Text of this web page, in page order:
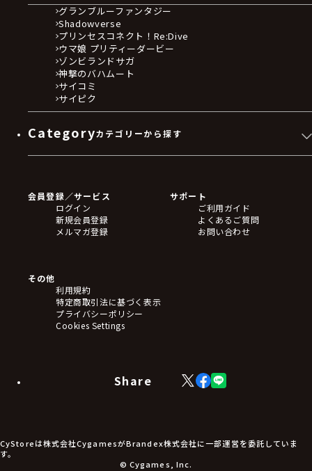
グランブルーファンタジー
Shadowverse
プリンセスコネクト！Re:Dive
ウマ娘 プリティーダービー
ゾンビランドサガ
神撃のバハムート
サイコミ
サイピク
Categoryカテゴリーから探す
フィギュア
アクリルスタンド
バッジ
キーホルダー・ストラップ
ステッカー・シール・カード
タペストリー・ポスター
アームサポーター
ブレードホルダー
食品・飲料品
アパレル小物
アクセサリー
会員登録／サービス
ログイン
新規会員登録
メルマガ登録
サポート
ご利用ガイド
よくあるご質問
お問い合わせ
その他
利用規約
特定商取引法に基づく表示
プライバシーポリシー
Cookies Settings
Share
X
(Twitter)
Facebook
LINE
CyStoreは株式会社CygamesがBrandex株式会社に一部運営を委託していま
す。
© Cygames, Inc.